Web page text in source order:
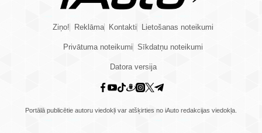
Ziņo! Reklāma Kontakti Lietošanas noteikumi
Privātuma noteikumi Sīkdatņu noteikumi
Datora versija
Portālā publicētie autoru viedokļi var atšķirties no iAuto redakcijas viedokļa.